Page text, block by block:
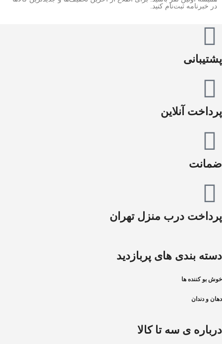
در خبرنامه ثبت‌نام کنید.
پشتیبانی
پرداخت آنلاین
ضمانت
پرداخت درب منزل تهران
دسته بندی های پربازدید
خوش بو کننده ها
دهان و دندان
درباره ی سه تا کالا